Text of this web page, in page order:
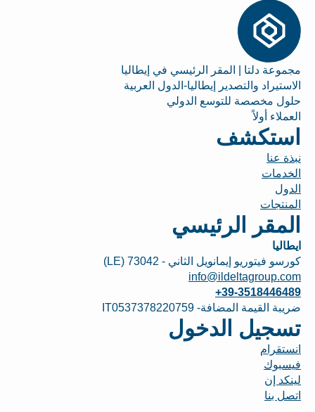
مجموعة دلتا | المقر الرئيسي في إيطاليا
الاستيراد والتصدير إيطاليا-الدول العربية
حلول مخصصة للتوسع الدولي
العملاء أولاً
استكشف
نبذة عنا
الخدمات
الدول
المنتجات
المقر الرئيسي
ايطاليا
كورسو فيتوريو إيمانويل الثاني - 73042 (LE)
info@ildeltagroup.com
+39-3518446489
ضريبة القيمة المضافة- IT0537378220759
تسجيل الدخول
انستقرام
فيسبوك
لينكد إن
اتصل بنا